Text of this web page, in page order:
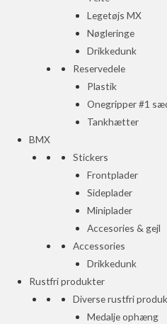
Legetøjs MX
Nøgleringe
Drikkedunk
Reservedele
Plastik
Onegripper #1
Tankhætter
BMX
Stickers
Frontplader
Sideplader
Miniplader
Accesories & gejl
Accessories
Drikkedunk
Rustfri produkter
Diverse rustfri
Medalje ophæng